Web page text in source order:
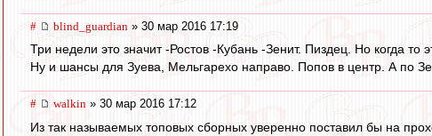
# blind_guardian » 30 мар 2016 17:19
Три недели это значит -Ростов -Кубань -Зенит. Пиздец. Но когда
Ну и шансы для Зуева, Мельгарехо направо. Попов в центр. А по
# walkin » 30 мар 2016 17:12
Из так называемых топовых сборных уверенно поставил бы на